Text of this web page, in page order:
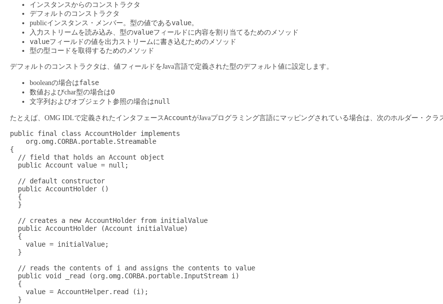
インスタンスからのコンストラクタ
デフォルトのコンストラクタ
publicインスタンス・メンバー。型の値であるvalue。
入力ストリームを読み込み、型のvalueフィールドに内容を割り当てるためのメソッド
valueフィールドの値を出力ストリームに書き込むためのメソッド
型の型コードを取得するためのメソッド
デフォルトのコンストラクタは、値フィールドをJava言語で定義された型のデフォルト値に設定します。
booleanの場合はfalse
数値およびchar型の場合は0
文字列およびオブジェクト参照の場合はnull
たとえば、OMG IDLで定義されたインタフェースAccountがJavaプログラミング言語にマッピングされている場合は、次のホルダー・クラ
public final class AccountHolder implements
    org.omg.CORBA.portable.Streamable
{
  // field that holds an Account object
  public Account value = null;
  // default constructor
  public AccountHolder ()
  {
  }
  // creates a new AccountHolder from initialValue
  public AccountHolder (Account initialValue)
  {
    value = initialValue;
  }
  // reads the contents of i and assigns the contents to value
  public void _read (org.omg.CORBA.portable.InputStream i)
  {
    value = AccountHelper.read (i);
  }